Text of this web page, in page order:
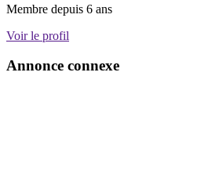
Membre depuis 6 ans
Voir le profil
Annonce connexe